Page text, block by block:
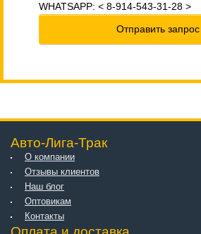
WHATSAPP: < 8-914-543-31-28 >
Отправить запрос
Авто-Лига-Трак
О компании
Отзывы клиентов
Наш блог
Оптовикам
Контакты